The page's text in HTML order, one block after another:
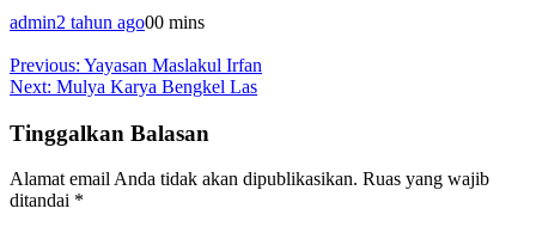
admin2 tahun ago00 mins
Navigasi
pos
Previous: Yayasan Maslakul Irfan
Next: Mulya Karya Bengkel Las
Tinggalkan Balasan
Alamat email Anda tidak akan dipublikasikan. Ruas yang wajib
ditandai *